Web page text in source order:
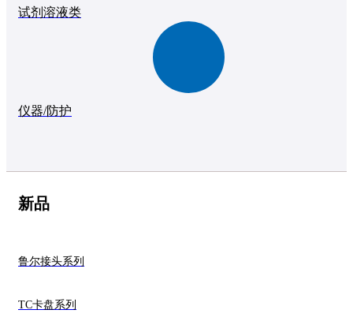
试剂溶液类
仪器/防护
新品
鲁尔接头系列
TC卡盘系列